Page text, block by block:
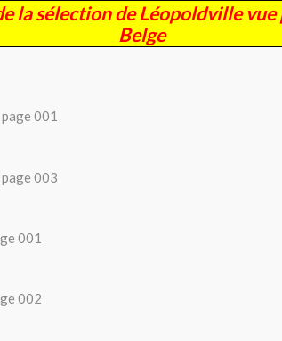
la sélection de Léopoldville vue
Belge